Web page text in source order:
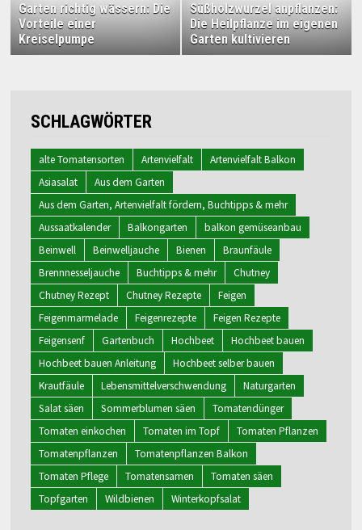
Garten richtig wässern: Die
Vorteile einer
Kreiselpumpe
Süßholzwurzel anpflanzen:
Die Heilpflanze im eigenen
Garten kultivieren
SCHLAGWÖRTER
alte Tomatensorten Artenvielfalt
Artenvielfalt Balkon
Asiasalat
Aus dem Garten
Aus dem Garten, Artenvielfalt fördern, Buchtipps & mehr
Aussaatkalender
Balkongarten
balkon gemüseanbau
Beinwell
Beinwelljauche Bienen
Braunfäule
Brennnesseljauche
Buchtipps & mehr
Chutney
Chutney Rezept
Chutney Rezepte
Feigen
Feigenmarmelade
Feigenrezepte
Feigen Rezepte
Feigensenf
Gartenbuch Hochbeet
Hochbeet bauen
Hochbeet bauen Anleitung
Hochbeet selber bauen
Krautfäule
Lebensmittelverschwendung
Naturgarten
Salat säen
Sommerblumen säen
Tomatendünger
Tomaten einkochen
Tomaten im Topf
Tomaten Pflanzen
Tomatenpflanzen
Tomatenpflanzen Balkon
Tomaten Pflege
Tomatensamen
Tomaten säen
Topfgarten
Wildbienen Winterkopfsalat